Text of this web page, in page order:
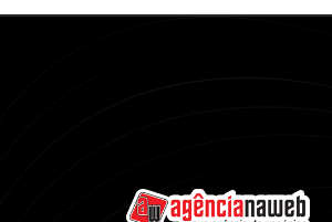
gestor de reservas